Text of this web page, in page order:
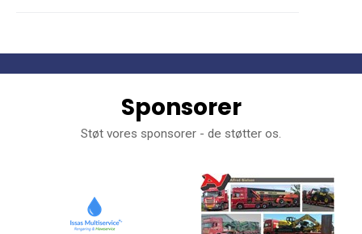
Sponsorer
Støt vores sponsorer - de støtter os.